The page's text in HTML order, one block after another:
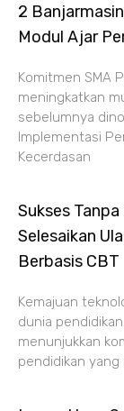
2
Modul Ajar
Komitmen SMA
meningkatkan
sebelumnya
Implementasi
Kecerdasan
Sukses
Selesaikan
Berbasis CBT
Kemajuan
dunia
menunjukkan
pendidikan